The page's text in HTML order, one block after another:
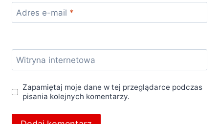
Adres e-mail *
Witryna internetowa
Zapamiętaj moje dane w tej przeglądarce podczas
pisania kolejnych komentarzy.